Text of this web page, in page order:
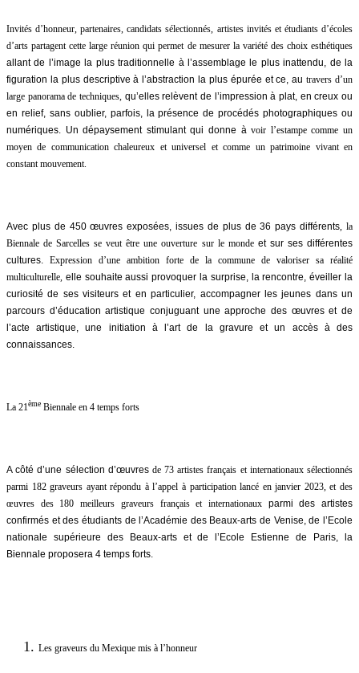
Invités d’honneur, partenaires, candidats sélectionnés, artistes invités et étudiants d’écoles
d’arts partagent cette large réunion qui permet de mesurer la variété des choix esthétiques
allant de l’image la plus traditionnelle à l’assemblage le plus inattendu, de la
figuration la plus descriptive à l’abstraction la plus épurée et ce, autravers d’un
large panorama de techniques, qu’elles relèvent de l’impression à plat, en creux ou
en relief, sans oublier, parfois, la présence de procédés photographiques ou
numériques. Un dépaysement stimulant qui donne àvoir l’estampe comme un
moyen de communication chaleureux et universel et comme un patrimoine vivant en
constant mouvement.
Avec plus de 450 œuvres exposées, issues de plus de 36 pays différents, la
Biennale de Sarcelles se veut être une ouverture sur le mondeet sur ses différentes
cultures. Expression d’une ambition forte de la commune de valoriser sa réalité
multiculturelle, elle souhaite aussi provoquer la surprise, la rencontre, éveiller la
curiosité de ses visiteurs et en particulier, accompagner les jeunes dans un
parcours d’éducation artistique conjuguant une approche des œuvres et de
l’acte artistique, une initiation à l’art de la gravure et un accès à des
connaissances.
La 21ème Biennale en 4 temps forts
A côté d’une sélection d’œuvres de 73 artistes français et internationaux sélectionnés
parmi 182 graveurs ayant répondu à l’appel à participation lancé en janvier 2023, et des
œuvres des 180 meilleurs graveurs français et internationauxparmi des artistes
confirmés et des étudiants de l’Académie des Beaux-arts de Venise, de l’Ecole
nationale supérieure des Beaux-arts et de l’Ecole Estienne de Paris, la
Biennale proposera 4 temps forts.
Les graveurs du Mexique mis à l’honneur